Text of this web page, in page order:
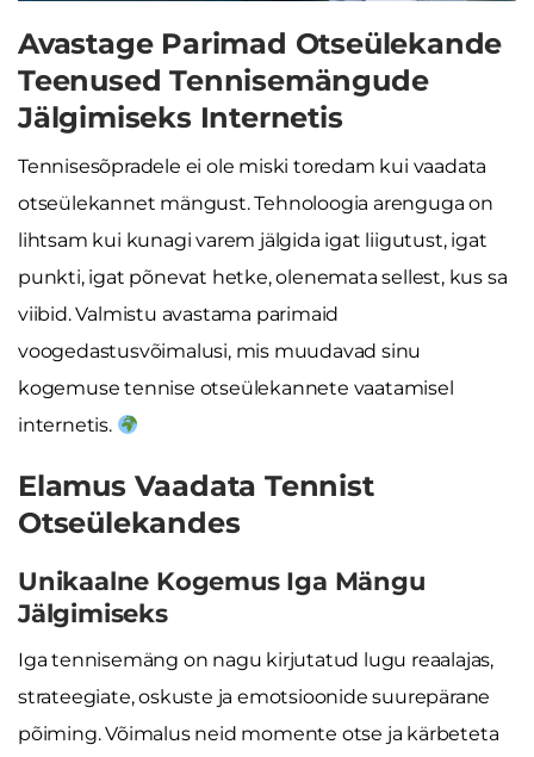
Avastage Parimad Otseülekande
Teenused Tennisemängude
Jälgimiseks Internetis
Tennisesõpradele ei ole miski toredam kui vaadata
otseülekannet mängust. Tehnoloogia arenguga on
lihtsam kui kunagi varem jälgida igat liigutust, igat
punkti, igat põnevat hetke, olenemata sellest, kus sa
viibid. Valmistu avastama parimaid
voogedastusvõimalusi, mis muudavad sinu
kogemuse tennise otseülekannete vaatamisel
internetis.
Elamus Vaadata Tennist
Otseülekandes
Unikaalne Kogemus Iga Mängu
Jälgimiseks
Iga tennisemäng on nagu kirjutatud lugu reaalajas,
strateegiate, oskuste ja emotsioonide suurepärane
põiming. Võimalus neid momente otse ja kärbeteta